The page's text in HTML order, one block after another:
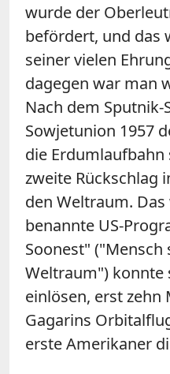
wurde der
befördert, und das
seiner vielen
dagegen war man
Nach dem Sputnik-
Sowjetunion 1957
die
zweite Rückschlag
den Weltraum.
benannte US-
Soonest"
Weltraum") konnte
einlösen, erst zehn
Gagarins
erste Amerikaner